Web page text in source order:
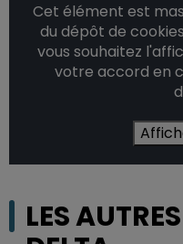
Cet élément est
du dépôt de
vous souhaitez
votre accord en
LES